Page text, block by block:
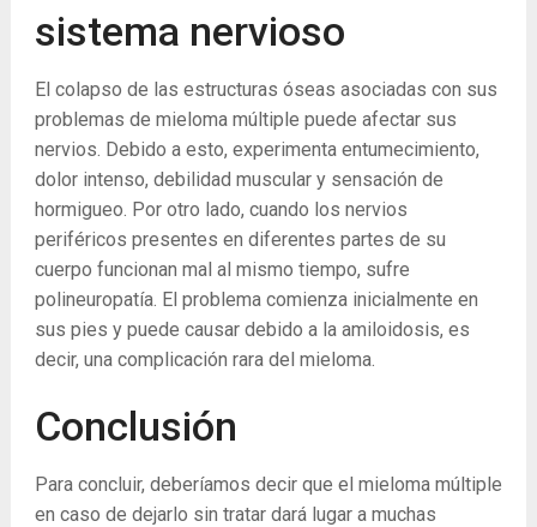
sistema nervioso
El colapso de las estructuras óseas asociadas con sus
problemas de mieloma múltiple puede afectar sus
nervios. Debido a esto, experimenta entumecimiento,
dolor intenso, debilidad muscular y sensación de
hormigueo. Por otro lado, cuando los nervios
periféricos presentes en diferentes partes de su
cuerpo funcionan mal al mismo tiempo, sufre
polineuropatía. El problema comienza inicialmente en
sus pies y puede causar debido a la amiloidosis, es
decir, una complicación rara del mieloma.
Conclusión
Para concluir, deberíamos decir que el mieloma múltiple
en caso de dejarlo sin tratar dará lugar a muchas